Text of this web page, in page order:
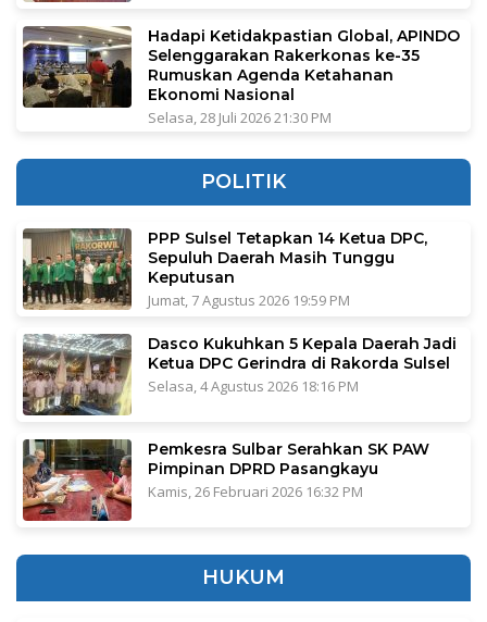
Hadapi Ketidakpastian Global, APINDO
Selenggarakan Rakerkonas ke-35
Rumuskan Agenda Ketahanan
Ekonomi Nasional
Selasa, 28 Juli 2026 21:30 PM
POLITIK
PPP Sulsel Tetapkan 14 Ketua DPC,
Sepuluh Daerah Masih Tunggu
Keputusan
Jumat, 7 Agustus 2026 19:59 PM
Dasco Kukuhkan 5 Kepala Daerah Jadi
Ketua DPC Gerindra di Rakorda Sulsel
Selasa, 4 Agustus 2026 18:16 PM
Pemkesra Sulbar Serahkan SK PAW
Pimpinan DPRD Pasangkayu
Kamis, 26 Februari 2026 16:32 PM
HUKUM